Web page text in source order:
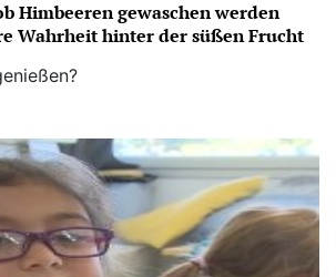
Himbeeren gewaschen werden
Wahrheit hinter der süßen Frucht